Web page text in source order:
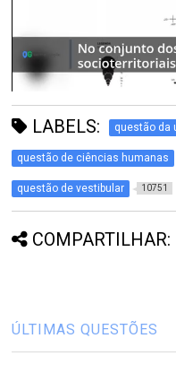
LABELS: questão da
questão de ciências humanas
questão de vestibular 10751
COMPARTILHAR:
ÚLTIMAS QUESTÕES